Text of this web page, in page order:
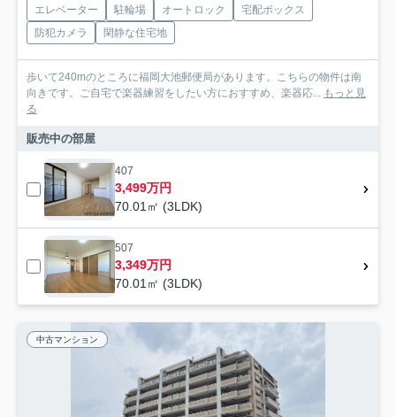
エレベーター 駐輪場 オートロック
宅配ボックス
防犯カメラ
閑静な住宅地
歩いて240mのところに福岡大池郵便局があります。こちらの物件は南
向きです。ご自宅で楽器練習をしたい方におすすめ、楽器応... もっと見
る
販売中の部屋
407
3,499万円
70.01㎡ (3LDK)
507
3,349万円
70.01㎡ (3LDK)
中古マンション